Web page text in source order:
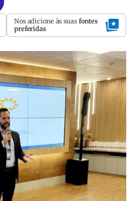
Nos adicione às suas fontes
preferidas